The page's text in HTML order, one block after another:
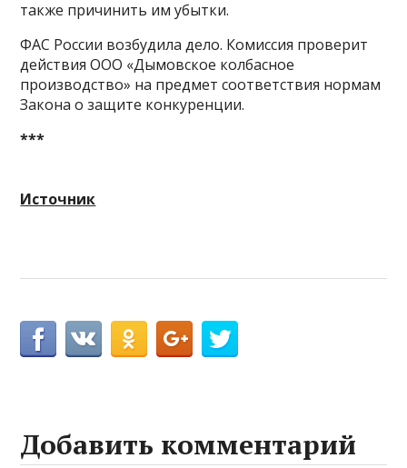
также причинить им убытки.
ФАС России возбудила дело. Комиссия проверит
действия ООО «Дымовское колбасное
производство» на предмет соответствия нормам
Закона о защите конкуренции.
***
Источник
Добавить комментарий